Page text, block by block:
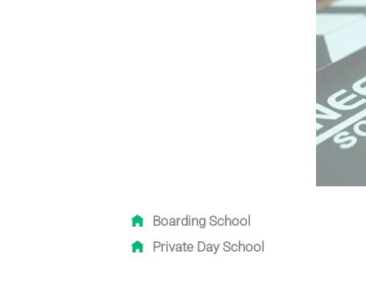
Boarding School
Private Day School